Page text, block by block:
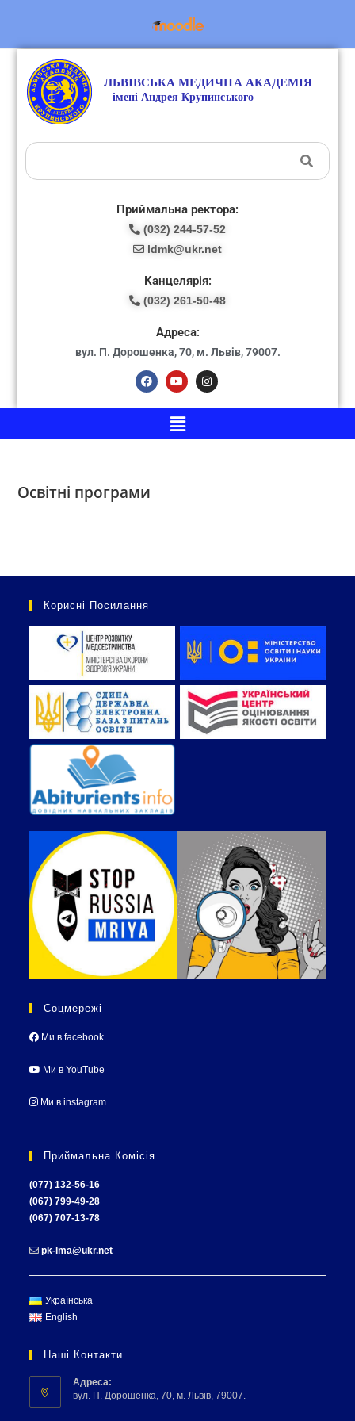
Приймальна ректора:
(032) 244-57-52
ldmk@ukr.net
Канцелярія:
(032) 261-50-48
Адреса:
вул. П. Дорошенка, 70, м. Львів, 79007.
Освітні програми
Корисні Посилання
Соцмережі
Ми в facebook
Ми в YouTube
Ми в instagram
Приймальна Комісія
(077) 132-56-16
(067) 799-49-28
(067) 707-13-78
pk-lma@ukr.net
Українська
English
Наші Контакти
Адреса:
вул. П. Дорошенка, 70, м. Львів, 79007.